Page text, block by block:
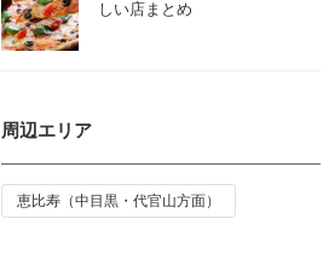
しい店まとめ
周辺エリア
恵比寿（中目黒・代官山方面）